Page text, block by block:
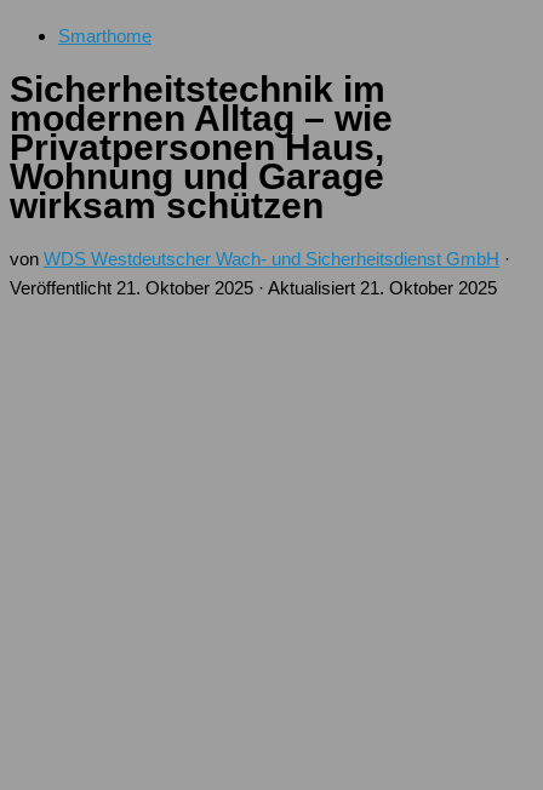
Smarthome
Sicherheitstechnik im
modernen Alltag – wie
Privatpersonen Haus,
Wohnung und Garage
wirksam schützen
von WDS Westdeutscher Wach- und Sicherheitsdienst GmbH ·
Veröffentlicht 21. Oktober 2025 · Aktualisiert 21. Oktober 2025